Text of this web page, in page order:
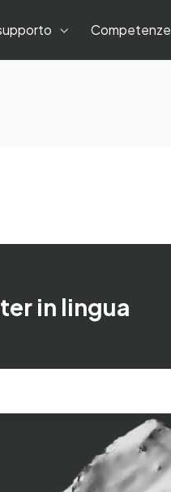
Competenze
in lingua